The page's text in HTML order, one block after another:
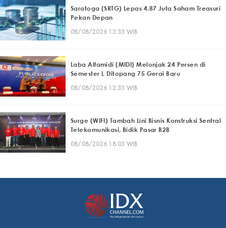
Saratoga (SRTG) Lepas 4,87 Juta Saham Treasuri
Pekan Depan
08/08/2026 13:33 WIB
Laba Alfamidi (MIDI) Melonjak 24 Persen di
Semester I, Ditopang 75 Gerai Baru
08/08/2026 12:33 WIB
Surge (WIFI) Tambah Lini Bisnis Konstruksi Sentral
Telekomunikasi, Bidik Pasar B2B
08/08/2026 18:03 WIB